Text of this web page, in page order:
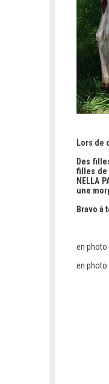
Lors de
Des
filles de
NELLA
une
Bravo à
en photo
en photo